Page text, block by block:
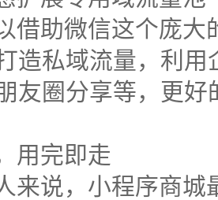
借助微信这个庞
造私域流量，利
友圈分享等，更
用完即走
来说，小程序商